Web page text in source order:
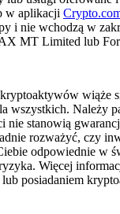
w aplikacji
i nie wchodzą w
MT Limited lub
wiąże
wszystkich. Należy
nie stanowią
rozważyć, czy
odpowiednie w
Więcej
posiadaniem